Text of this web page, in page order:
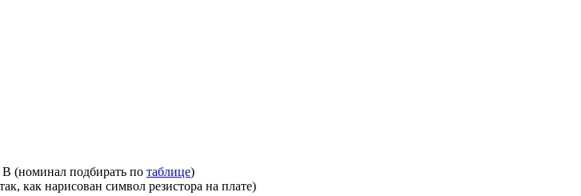
B (номинал подбирать по таблице)
как нарисован символ резистора на плате)